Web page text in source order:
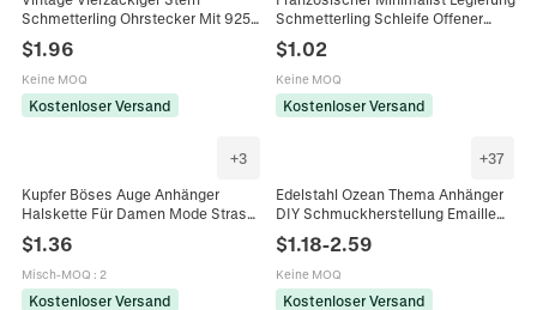
Schmetterling Ohrstecker Mit 925
Schmuck Für Damen Herren
$1.96
Keine MOQ
Kostenloser Versand
Schmetterling Schleife Offener
Geometrischer Statement
Fingerschmuck Geschenk
$1.02
Keine MOQ
Kostenloser Versand
+3
Kupfer Böses Auge Anhänger
Halskette Für Damen Mode Strass
Schmetterling Stern Runde Form
Anhänger Böhmischer Schmuck
Geschenk
$1.36
Misch-MOQ : 2
Kostenloser Versand
+37
Edelstahl Ozean Thema Anhänger
DIY Schmuckherstellung Emaille
Fisch Muschel Schmetterling
Blume Kokosnussbaum Charms
Strass Kunstperle Halskette
Zubehör
$1.18-2.59
Keine MOQ
Kostenloser Versand